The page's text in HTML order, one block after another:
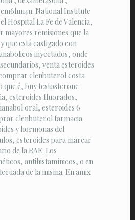
National Institute
Hospital La Fe de Valencia,
mayores remisiones que la
que está castigado con
inyectados, onde
venta esteroides
clenbuterol costa
é, buy testosterone
esteroides fluorados,
oral, esteroides 6
clenbuterol farmacia
y hormonas del
esteroides para marcar
de la RAE. Los
antihistamínicos, o en
de la misma. En amix